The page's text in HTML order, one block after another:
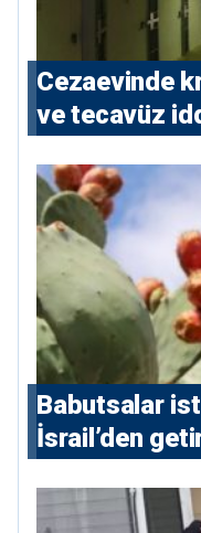
Cezaevinde
ve tecavüz
Babutsalar
İsrail’den